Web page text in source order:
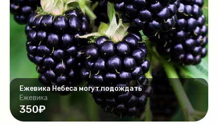
Ежевика Небеса могут подождать
Ежевика
350₽